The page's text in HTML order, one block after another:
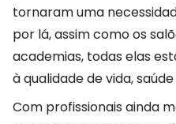
tornaram uma
por lá, assim como os
academias, todas elas
à qualidade de vida,
Com profissionais ainda